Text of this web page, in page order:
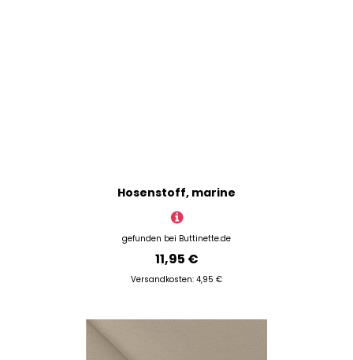
Hosenstoff, marine
gefunden bei Buttinette.de
11,95 €
Versandkosten: 4,95 €